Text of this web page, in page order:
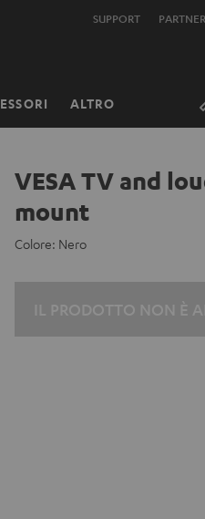
SUPPORT
ALTRO
VESA TV and
mount
Colore: Nero